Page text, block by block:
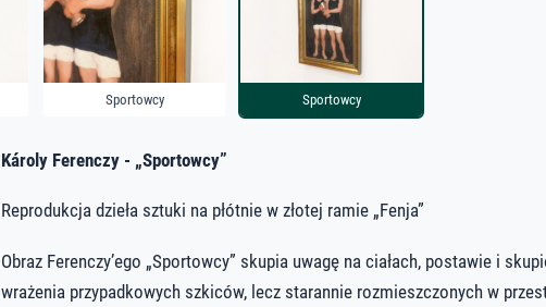
Sportowcy Sportowcy
Károly Ferenczy - „Sportowcy”
Reprodukcja dzieła sztuki na płótnie w złotej ramie „Fenja”
Obraz Ferenczy’ego „Sportowcy” skupia uwagę na ciałach, postawie i
wrażenia przypadkowych szkiców, lecz starannie rozmieszczonych w